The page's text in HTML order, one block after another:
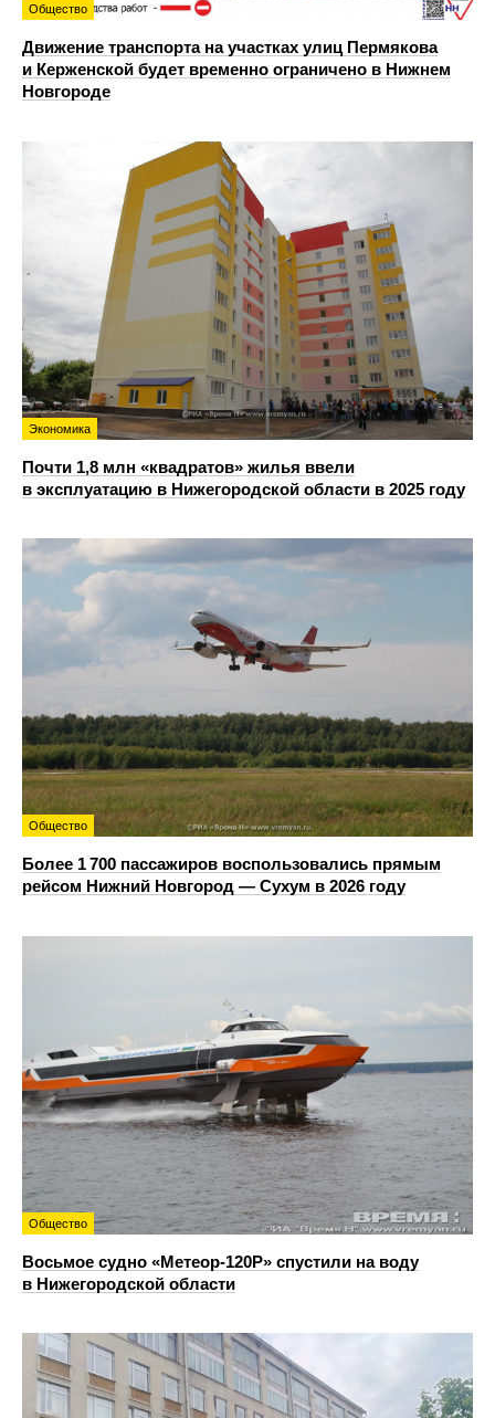
Общество
Движение транспорта на участках улиц Пермякова
и Керженской будет временно ограничено в Нижнем
Новгороде
Экономика
Почти 1,8 млн «квадратов» жилья ввели
в эксплуатацию в Нижегородской области в 2025 году
Общество
Более 1 700 пассажиров воспользовались прямым
рейсом Нижний Новгород — Сухум в 2026 году
Общество
Восьмое судно «Метеор-120Р» спустили на воду
в Нижегородской области